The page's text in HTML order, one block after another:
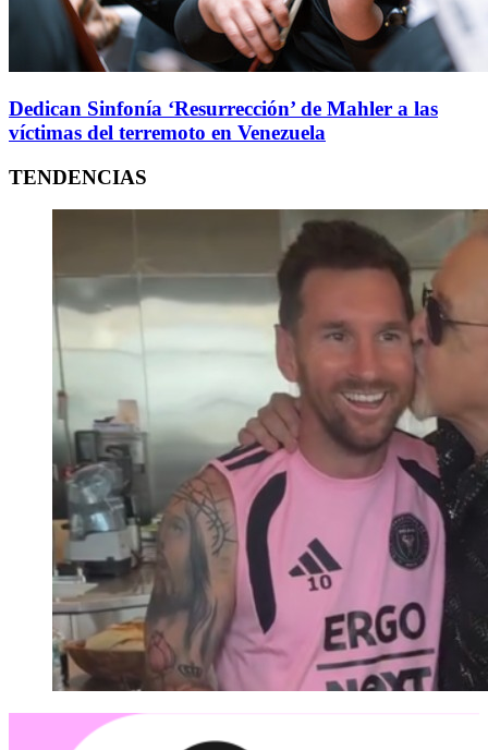
Dedican Sinfonía ‘Resurrección’ de Mahler a las
víctimas del terremoto en Venezuela
TENDENCIAS